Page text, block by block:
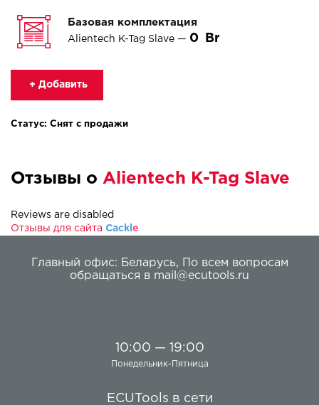
Базовая комплектация
Alientech K-Tag Slave — 0
+ Добавить
Статус: Снят с продажи
Отзывы о Alientech K-Tag Slave
Reviews are disabled
Отзывы для сайта Cackl e
Главный офис: Беларусь,
По всем вопросам
обращаться в mail@ecutools.ru
10:00 — 19:00
Понедельник-Пятница
ECUTools в сети